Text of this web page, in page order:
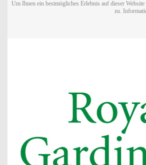
Um Ihnen ein bestmögliches Erlebnis auf dieser
zu.